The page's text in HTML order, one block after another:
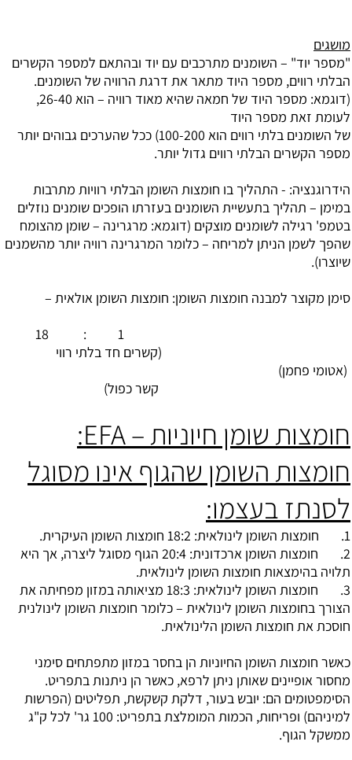
מושגים
"מספר יוד" – השומנים מתרכבים עם יוד ובהתאם למספר הקשרים
הבלתי רווים, מספר היוד מתאר את דרגת הרוויה של השומנים.
(דוגמא: מספר היוד של חמאה שהיא מאוד רוויה – הוא 26-40,
לעומת זאת מספר היוד
של השומנים בלתי רווים הוא 100-200) ככל שהערכים גבוהים יותר
מספר הקשרים הבלתי רווים גדול יותר.
הידרוגנציה: - התהליך בו חומצות השומן הבלתי רוויות מתרבות
במימן – תהליך בתעשיית השומנים בעזרתו הופכים שומנים נוזלים
בטמפ' רגילה לשומנים מוצקים (דוגמא: מרגרינה – שומן מהצומח
שהפך לשמן הניתן למריחה – כלומר המרגרינה רוויה יותר מהשמנים
שיוצרו).
סימן מקוצר למבנה חומצות השומן: חומצות השומן אולאית –
(קשרים חד בלתי רווי
(אטומי פחמן)
קשר כפול)
חומצות שומן חיוניות – EFA:
חומצות השומן שהגוף אינו מסוגל
לסנתז בעצמו:
1. חומצות השומן לינולאית: 18:2 חומצות השומן העיקרית.
2. חומצות השומן ארכדונית: 20:4 הגוף מסוגל ליצרה, אך היא
תלויה בהימצאות חומצות השומן לינולאית.
3. חומצות השומן לינולאית: 18:3 מציאותה במזון מפחיתה את
הצורך בחומצות השומן לינולאית – כלומר חומצות השומן לינולנית
חוסכת את חומצות השומן הלינולאית.
כאשר חומצות השומן החיוניות הן בחסר במזון מתפתחים סימני
מחסור אופיינים שאותן ניתן לרפא, כאשר הן ניתנות בתפריט.
הסימפטומים הם: יובש בעור, דלקת קשקשת, תפליטים (הפרשות
למיניהם) ופריחות, הכמות המומלצת בתפריט: 100 גר' לכל ק"ג
ממשקל הגוף.